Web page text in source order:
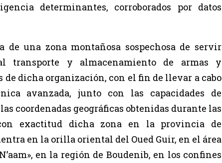
determinantes, corroborados por datos
una zona montañosa sospechosa de servir
transporte y almacenamiento de armas y
dicha organización, con el fin de llevar a cabo
avanzada, junto con las capacidades de
coordenadas geográficas obtenidas durante las
exactitud dicha zona en la provincia de
en la orilla oriental del Oued Guir, en el área
en la región de Boudenib, en los confines